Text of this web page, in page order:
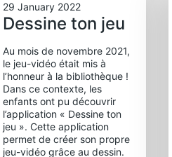
29 January 2022
Dessine ton jeu
Au mois de novembre 2021,
le jeu-vidéo était mis à
l’honneur à la bibliothèque !
Dans ce contexte, les
enfants ont pu découvrir
l’application « Dessine ton
jeu ». Cette application
permet de créer son propre
jeu-vidéo grâce au dessin.